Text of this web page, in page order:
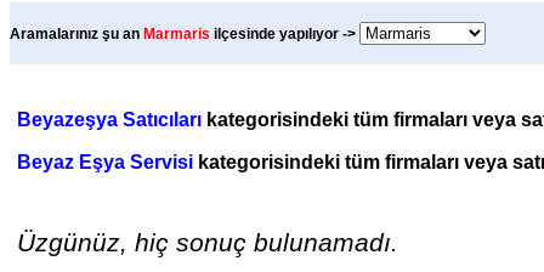
Aramalarınız şu an Marmaris ilçesinde yapılıyor ->
Beyazeşya Satıcıları kategorisindeki tüm firmaları veya
Beyaz Eşya Servisi kategorisindeki tüm firmaları veya
Üzgünüz, hiç sonuç bulunamadı.